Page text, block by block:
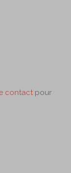
contact pour